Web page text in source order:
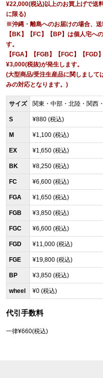
¥22,000(税込)以上のお買上げで送
に限る)
※沖縄・離島へのお届けの場合、送
【BK】【FC】【BP】は個人宅へ
す。
【FGA】【FGB】【FGC】【FGD
¥3,000(税抜)が発生します。
(大型商品/受注生産品に関しまして
みの対応となります。)
サイズ 関東・中部・北陸・関西
S ¥880 (税込)
M ¥1,100 (税込)
EX ¥1,650 (税込)
BK ¥8,250 (税込)
FC ¥6,600 (税込)
FGA ¥1,650 (税込)
FGB ¥3,850 (税込)
FGC ¥6,600 (税込)
FGD ¥11,000 (税込)
FGE ¥19,800 (税込)
BP ¥3,850 (税込)
wheel ¥0 (税込)
代引手数料
一律¥660(税込)